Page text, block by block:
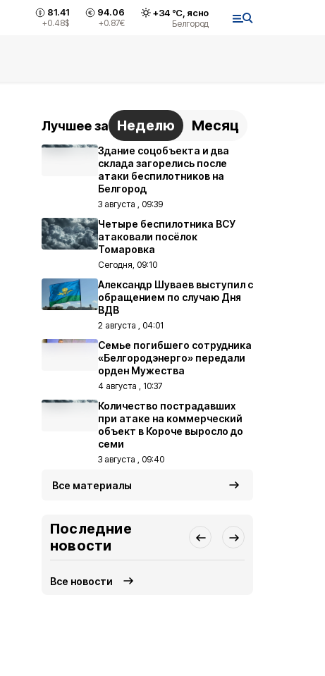
81.41
+0.48$
94.06
+0.87€
+34°С, ясно
Белгород
Лучшее за Неделю Месяц
Здание соцобъекта и два
склада загорелись после
атаки беспилотников на
Белгород
3 августа , 09:39
Четыре беспилотника ВСУ
атаковали посёлок
Томаровка
Сегодня, 09:10
Александр Шуваев выступил с
обращением по случаю Дня
ВДВ
2 августа , 04:01
Семье погибшего сотрудника
«Белгородэнерго» передали
орден Мужества
4 августа , 10:37
Количество пострадавших
при атаке на коммерческий
объект в Короче выросло до
семи
3 августа , 09:40
Все материалы
Последние
новости
Все новости